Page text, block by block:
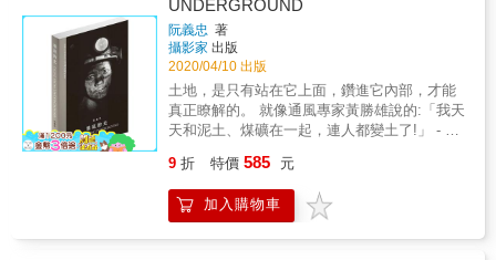
細膩捕捉她眼神中流露出的透徹堅毅氣質。 &
▉設立VIVO、籌辦寫大藝廊、成立寫真學校，
集創作者、教育者及改革者於一身 選入「世界
聞名攝影家」之列、獲獎無數，促進日本與世
界藝術交流 深入細江世界掌握日本寫真史一塊
拼圖，球體寫真二元論叩問攝影本質 & 一九七
○年代現代美術藝廊未曾舉辦過以販賣照片為目
的的展覽，細江英公卻在一九七一年春末夏
初，於銀座畫廊春秋策辦「原版照片」販售首
展，高舉「攝影家的自由與獨立」大旗，可謂
世界先驅。一九七四年與深瀨昌久、東松照
&mdash;&mdash;郎祖筠 這幾天看著他拍的照
片，也整理自己的前半輩子，然後邊聽他那些
感動我的曲子，時間彷彿當下凝結
了...&mdash;&mdash;黃韻玲 在這本書裡，我
看到了這些斜槓其實來自他的那個內在小孩，
他以為他很脆弱很微小，其實他是如此強大。
&mdash;&mdash;萬芳 書裡是郭子的人生，我
成長轉變，可以感受年紀漸長的寧靜，我們可
以從他的第三隻眼中的攝影作品聞到滿滿的人
文氣息。&mdash;&mdash;陳岳夫
全部皆附上拍攝者本人說明。
UNDERGROUND
阮義忠 著
攝影家 出版
2020/04/10 出版
土地，是只有站在它上面，鑽進它內部，才能
真正瞭解的。 就像通風專家黃勝雄說的:「我天
天和泥土、煤礦在一起，連人都變土了!」 - 坑
歲的胡金盛幾近全裸地斜躺在坑壁上挖掘，電
動氣鑽 觸擊岩石時，叭噠叭噠的共鳴聲震耳欲
聾。整個一片漆黑，很難看得清黏在煤層中的
9 折 特價 585 元
加入購物車